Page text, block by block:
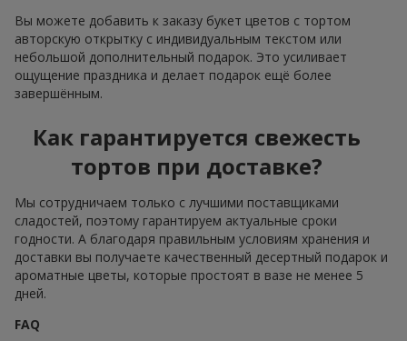
Вы можете добавить к заказу букет цветов с тортом
авторскую открытку с индивидуальным текстом или
небольшой дополнительный подарок. Это усиливает
ощущение праздника и делает подарок ещё более
завершённым.
Как гарантируется свежесть
тортов при доставке?
Мы сотрудничаем только с лучшими поставщиками
сладостей, поэтому гарантируем актуальные сроки
годности. А благодаря правильным условиям хранения и
доставки вы получаете качественный десертный подарок и
ароматные цветы, которые простоят в вазе не менее 5
дней.
FAQ